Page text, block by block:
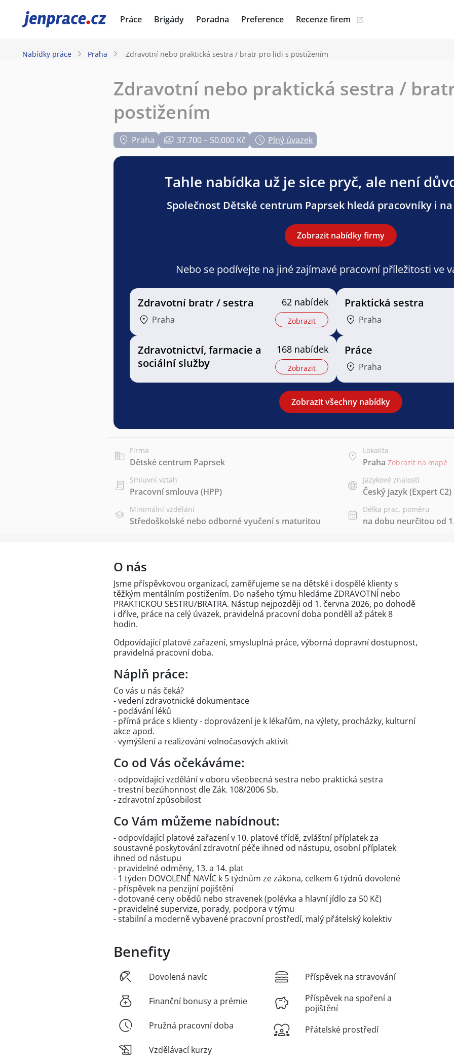
JenPráce.cz Práce Brigády Poradna Preference Recenze firem
Nabídky práce Praha Zdravotní nebo praktická sestra / bratr pro lidi s postižením
Zdravotní nebo praktická sestra /
postižením
Praha 37.700 – 50.000 Kč Plný úvazek
Tahle nabídka už je sice pryč, ale není
Společnost Dětské centrum Paprsek hledá pracovníky i
Zobrazit nabídky firmy
Nebo se podívejte na jiné zajímavé pracovní příležitosti ve
Zdravotní bratr / sestra
Praha
62 nabídek
Zobrazit
Praktická sestra
Praha
Zdravotnictví, farmacie a
sociální služby
168 nabídek
Zobrazit
Práce
Praha
Zobrazit všechny nabídky
Firma
Dětské centrum Paprsek
Lokalita
Praha Zobrazit na mapě
Smluvní vztah
Pracovní smlouva (HPP)
Jazykové znalosti
Český jazyk(Expert C2)
Minimální vzdělání
Středoškolské nebo odborné vyučení s maturitou
Délka prac. poměru
na dobu neurčitou od
O nás
Jsme příspěvkovou organizací, zaměřujeme se na dětské i dospělé klienty s
těžkým mentálním postižením. Do našeho týmu hledáme ZDRAVOTNÍ nebo
PRAKTICKOU SESTRU/BRATRA. Nástup nejpozději od 1. června 2026, po dohodě
i dříve, práce na celý úvazek, pravidelná pracovní doba pondělí až pátek 8
hodin.
Odpovídající platové zařazení, smysluplná práce, výborná dopravní dostupnost,
pravidelná pracovní doba.
Náplň práce:
Co vás u nás čeká?
- vedení zdravotnické dokumentace
- podávání léků
- přímá práce s klienty - doprovázení je k lékařům, na výlety, procházky, kulturní
akce apod.
- vymýšlení a realizování volnočasových aktivit
Co od Vás očekáváme:
- odpovídající vzdělání v oboru všeobecná sestra nebo praktická sestra
- trestní bezúhonnost dle Zák. 108/2006 Sb.
- zdravotní způsobilost
Co Vám můžeme nabídnout:
- odpovídající platové zařazení v 10. platové třídě, zvláštní příplatek za
soustavné poskytování zdravotní péče ihned od nástupu, osobní příplatek
ihned od nástupu
- pravidelné odměny, 13. a 14. plat
- 1 týden DOVOLENÉ NAVÍC k 5 týdnům ze zákona, celkem 6 týdnů dovolené
- příspěvek na penzijní pojištění
- dotované ceny obědů nebo stravenek (polévka a hlavní jídlo za 50 Kč)
- pravidelné supervize, porady, podpora v týmu
- stabilní a moderně vybavené pracovní prostředí, malý přátelský kolektiv
Benefity
Dovolená navíc
Finanční bonusy a prémie
Pružná pracovní doba
Vzdělávací kurzy
Příspěvek na stravování
Příspěvek na spoření a
pojištění
Přátelské prostředí